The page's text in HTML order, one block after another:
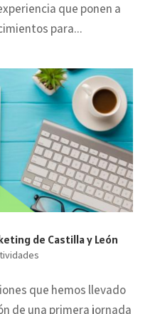
que ponen a
para...
de Castilla y León
que hemos llevado
de una primera jornada